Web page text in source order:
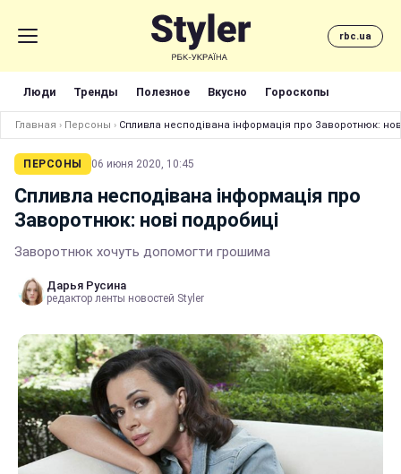
rbc.ua
Люди Тренды Полезное Вкусно Гороскопы
Главная › Персоны › Спливла несподівана інформація про Заворотнюк:
ПЕРСОНЫ 06 июня 2020, 10:45
Спливла несподівана інформація про
Заворотнюк: нові подробиці
Заворотнюк хочуть допомогти грошима
Дарья Русина
редактор ленты новостей Styler